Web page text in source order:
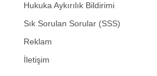
Hukuka Aykırılık Bildirimi
Sık Sorulan Sorular (SSS)
Reklam
İletişim